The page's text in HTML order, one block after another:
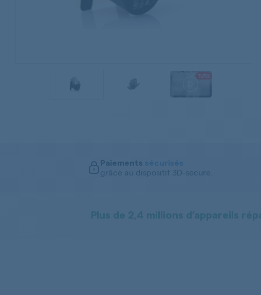
TUTO
Paiements sécurisés
grâce au dispositif 3D-secure.
Plus de 2,4 millions d’appareils